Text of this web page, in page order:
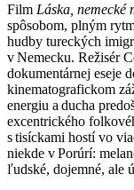
Film Láska, nemecké
spôsobom, plným
hudby tureckých
v Nemecku. Režisér
dokumentárnej eseje
kinematografickom
energiu a ducha
excentrického
s tisíckami hostí vo
niekde v Porúrí:
ľudské, dojemné, ale